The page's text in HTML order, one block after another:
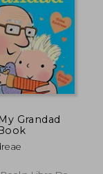
Grandad